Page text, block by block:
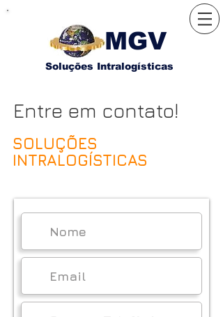
MGV
Soluções Intralogísticas
Entre em contato!
SOLUÇÕES
INTRALOGÍSTICAS